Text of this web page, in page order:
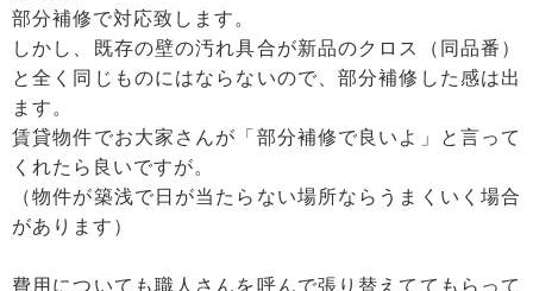
部分補修で対応致します。
しかし、既存の壁の汚れ具合が新品のクロス（同品番）
と全く同じものにはならないので、部分補修した感は出
ます。
賃貸物件でお大家さんが「部分補修で良いよ」と言って
くれたら良いですが。
（物件が築浅で日が当たらない場所ならうまくいく場合
があります）
費用についても職人さんを呼んで張り替えててもらって